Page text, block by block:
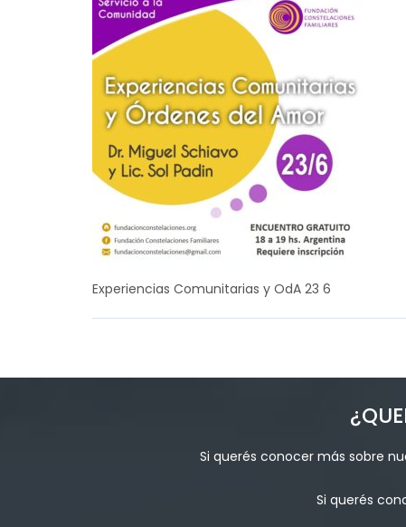
Experiencias Comunitarias y OdA 23 6
Si querés conocer más sobre
Si querés